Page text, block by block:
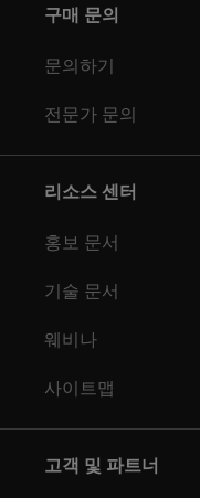
구매 문의
문의하기
전문가 문의
리소스 센터
홍보 문서
기술 문서
웨비나
사이트맵
고객 및 파트너